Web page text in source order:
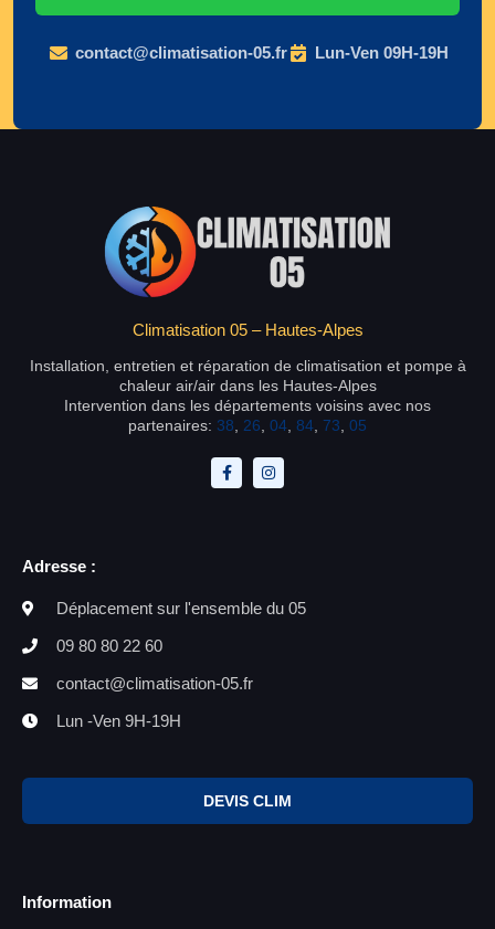
contact@climatisation-05.fr Lun-Ven 09H-19H
Climatisation 05 – Hautes-Alpes
Installation, entretien et réparation de climatisation et pompe à
chaleur air/air dans les Hautes-Alpes
Intervention dans les départements voisins avec nos
partenaires: 38 26 04 84 73 05
Adresse :
Déplacement sur l'ensemble du 05
09 80 80 22 60
contact@climatisation-05.fr
Lun -Ven 9H-19H
DEVIS CLIM
Information